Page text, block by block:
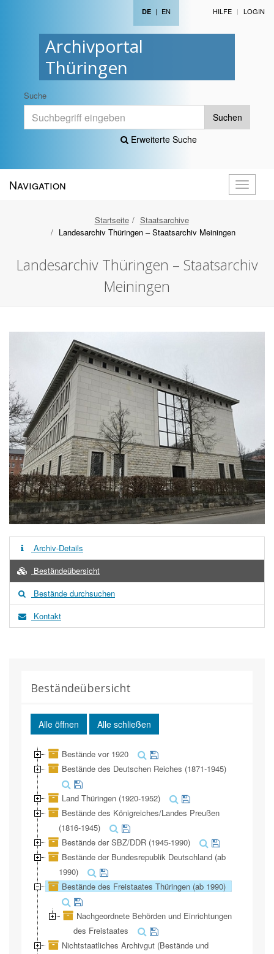
Archivportal
Thüringen
DE | EN HILFE LOGIN
Suche
Suchen
Erweiterte Suche
öffnen
Navigation
Startseite
Staatsarchive
Landesarchiv Thüringen – Staatsarchiv Meiningen
Landesarchiv Thüringen – Staatsarchiv
Meiningen
Archiv-Details
Beständeübersicht
Bestände durchsuchen
Kontakt
Beständeübersicht
Alle öffnen Alle schließen
Bestände vor 1920
Bestände des Deutschen Reiches (1871-1945)
Land Thüringen (1920-1952)
Bestände des Königreiches/Landes Preußen
(1816-1945)
Bestände der SBZ/DDR (1945-1990)
Bestände der Bundesrepublik Deutschland (ab
1990)
Bestände des Freistaates Thüringen (ab 1990)
Nachgeordnete Behörden und Einrichtungen
des Freistaates
Nichtstaatliches Archivgut (Bestände und